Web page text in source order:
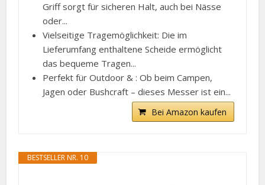
Griff sorgt für sicheren Halt, auch bei Nässe
oder...
Vielseitige Tragemöglichkeit: Die im
Lieferumfang enthaltene Scheide ermöglicht
das bequeme Tragen...
Perfekt für Outdoor & : Ob beim Campen,
Jagen oder Bushcraft – dieses Messer ist ein...
Bei Amazon kaufen
BESTSELLER NR. 10